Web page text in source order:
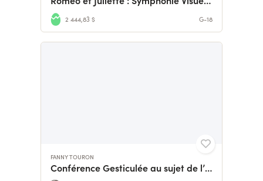
2 444,83 $ G-18
FANNY TOURON
Conférence Gesticulée au sujet de l’inceste